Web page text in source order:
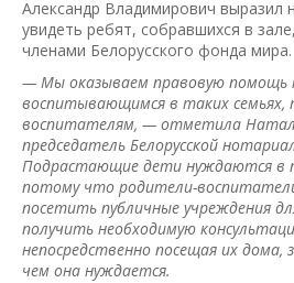
Александр Владимирович выразил
увидеть ребят, собравшихся в
членами Белорусского фонда мира.
— Мы оказываем правовую помощь
воспитывающимся в таких семьях,
воспитателям, — отметила
председатель Белорусской
Подрастающие дети нуждаются в
потому что родители-
посетить публичные учреждения
получить необходимую
непосредственно посещая их дома,
чем она нуждается.